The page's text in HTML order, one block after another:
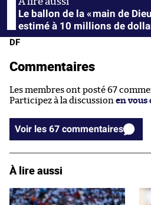
Le ballon de la « main de
estimé à 10 millions de
DF
Commentaires
Les membres ont posté 67
Participez à la discussion en vous
Voir les 67 commentaires
À lire aussi